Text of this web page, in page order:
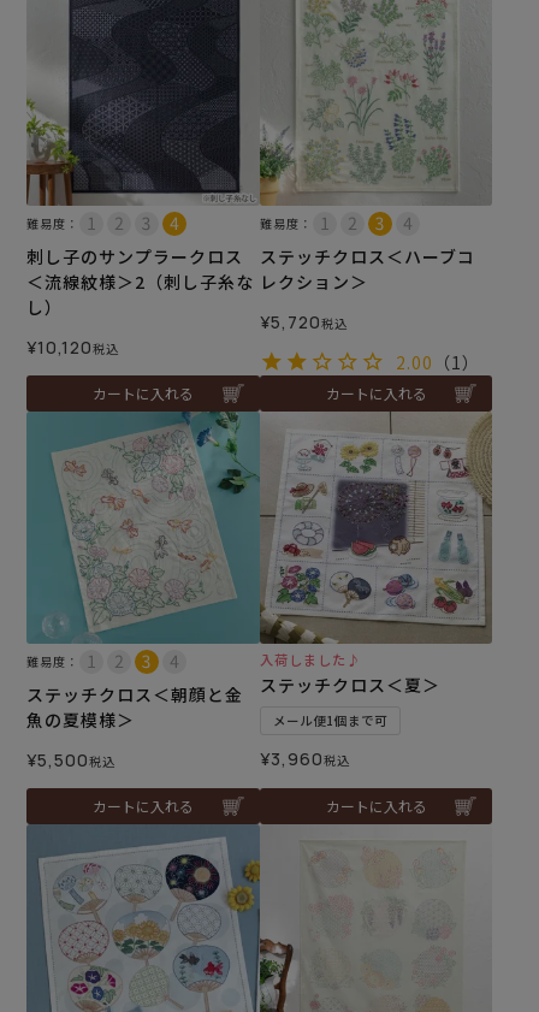
難易度：
刺し子のサンプラークロス
＜流線紋様＞2（刺し子糸な
し）
¥10,120税込
カートに入れる
難易度：
ステッチクロス＜ハーブコ
レクション＞
¥5,720税込
2.00 （1）
カートに入れる
難易度：
ステッチクロス＜朝顔と金
魚の夏模様＞
¥5,500税込
カートに入れる
入荷しました♪
ステッチクロス＜夏＞
メール便1個まで可
¥3,960税込
カートに入れる